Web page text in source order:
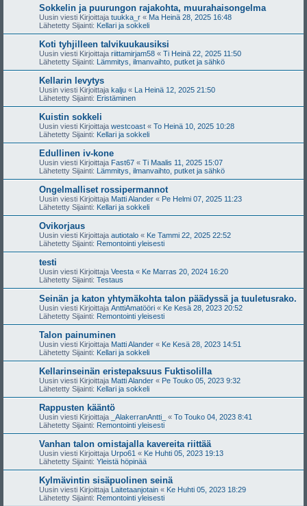
Sokkelin ja puurungon rajakohta, muurahaisongelma
Uusin viesti Kirjoittaja tuukka_r « Ma Heinä 28, 2025 16:48
Lähetetty Sijainti: Kellari ja sokkeli
Koti tyhjilleen talvikuukausiksi
Uusin viesti Kirjoittaja riittamirjam58 « Ti Heinä 22, 2025 11:50
Lähetetty Sijainti: Lämmitys, ilmanvaihto, putket ja sähkö
Kellarin levytys
Uusin viesti Kirjoittaja kalju « La Heinä 12, 2025 21:50
Lähetetty Sijainti: Eristäminen
Kuistin sokkeli
Uusin viesti Kirjoittaja westcoast « To Heinä 10, 2025 10:28
Lähetetty Sijainti: Kellari ja sokkeli
Edullinen iv-kone
Uusin viesti Kirjoittaja Fast67 « Ti Maalis 11, 2025 15:07
Lähetetty Sijainti: Lämmitys, ilmanvaihto, putket ja sähkö
Ongelmalliset rossipermannot
Uusin viesti Kirjoittaja Matti Alander « Pe Helmi 07, 2025 11:23
Lähetetty Sijainti: Kellari ja sokkeli
Ovikorjaus
Uusin viesti Kirjoittaja autiotalo « Ke Tammi 22, 2025 22:52
Lähetetty Sijainti: Remontointi yleisesti
testi
Uusin viesti Kirjoittaja Veesta « Ke Marras 20, 2024 16:20
Lähetetty Sijainti: Testaus
Seinän ja katon yhtymäkohta talon päädyssä ja tuuletusrako.
Uusin viesti Kirjoittaja AnttiAmatööri « Ke Kesä 28, 2023 20:52
Lähetetty Sijainti: Remontointi yleisesti
Talon painuminen
Uusin viesti Kirjoittaja Matti Alander « Ke Kesä 28, 2023 14:51
Lähetetty Sijainti: Kellari ja sokkeli
Kellarinseinän eristepaksuus Fuktisolilla
Uusin viesti Kirjoittaja Matti Alander « Pe Touko 05, 2023 9:32
Lähetetty Sijainti: Kellari ja sokkeli
Rappusten kääntö
Uusin viesti Kirjoittaja _AlakerranAntti_ « To Touko 04, 2023 8:41
Lähetetty Sijainti: Remontointi yleisesti
Vanhan talon omistajalla kavereita riittää
Uusin viesti Kirjoittaja Urpo61 « Ke Huhti 05, 2023 19:13
Lähetetty Sijainti: Yleistä höpinää
Kylmävintin sisäpuolinen seinä
Uusin viesti Kirjoittaja Laitetaanjotain « Ke Huhti 05, 2023 18:29
Lähetetty Sijainti: Remontointi yleisesti